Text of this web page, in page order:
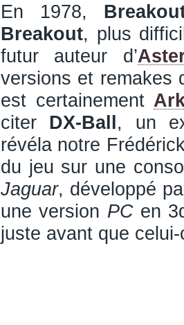
En 1978,
Breakout, plus
futur auteur d’
versions et remakes
est certainement
citer DX-Ball, un
révéla notre
du jeu sur une
Jaguar, développé
une version PCen
juste avant que